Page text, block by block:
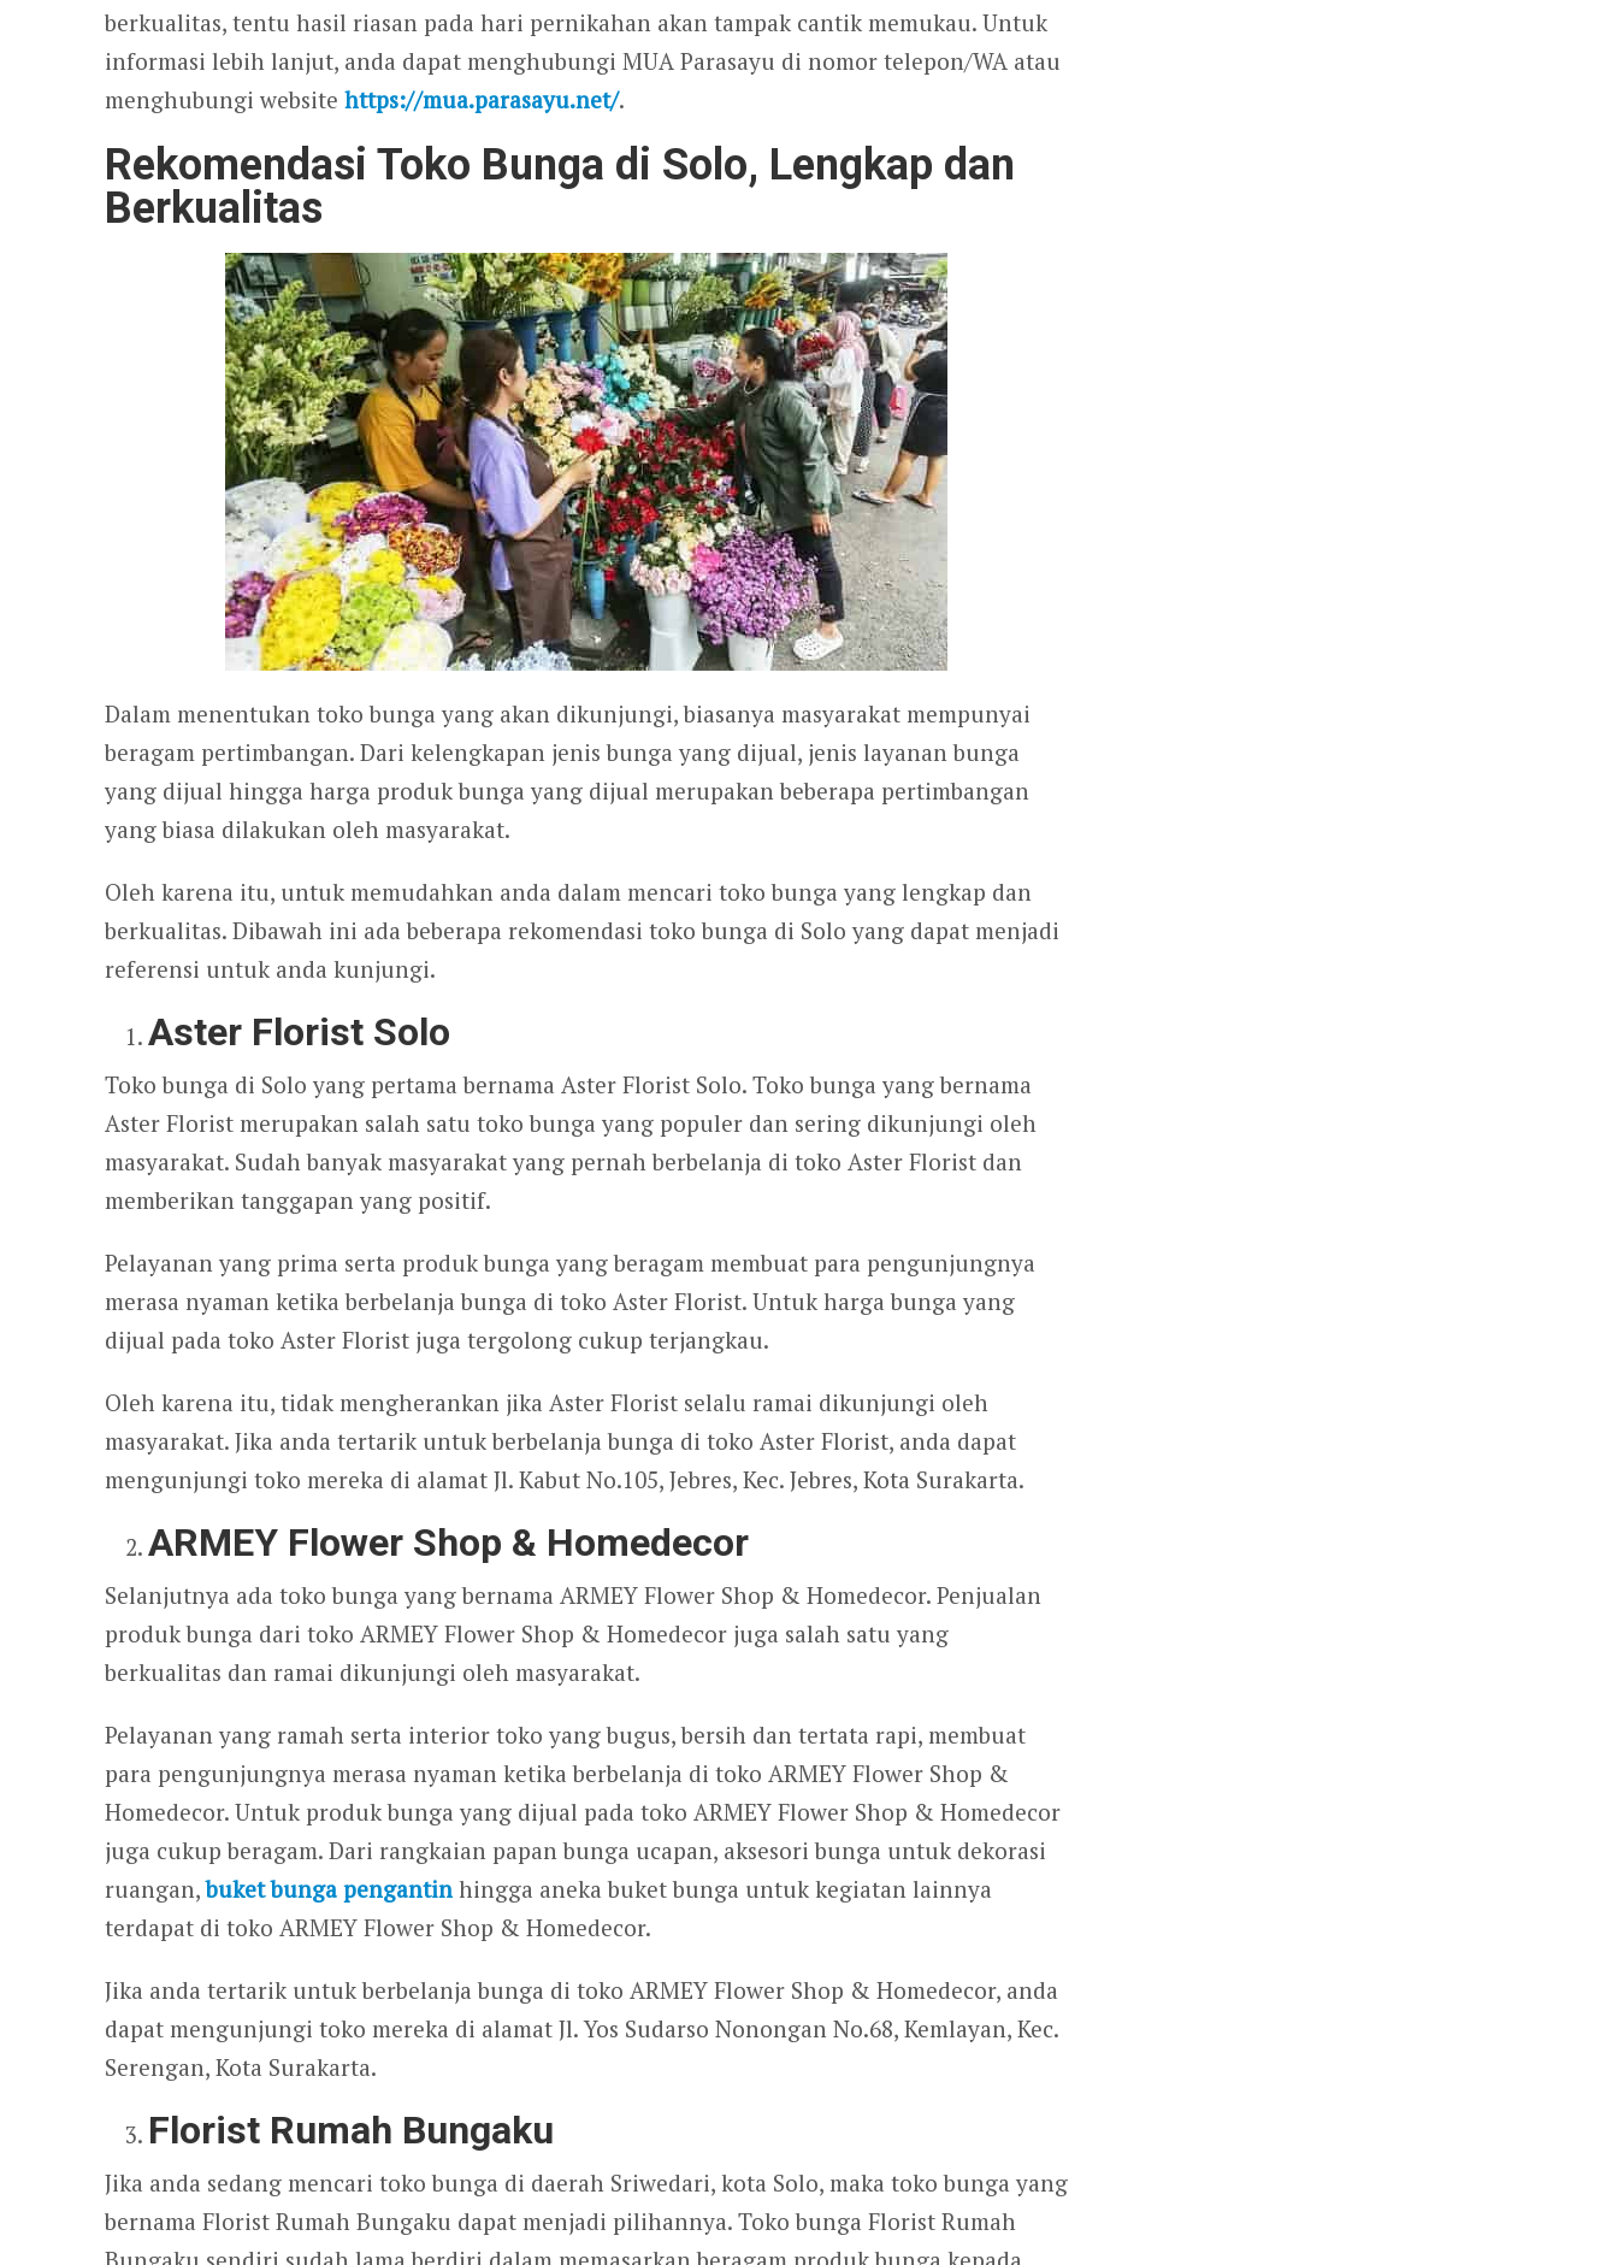
berkualitas, tentu hasil riasan pada hari pernikahan akan tampak cantik memukau. Untuk
informasi lebih lanjut, anda dapat menghubungi MUA Parasayu di nomor telepon/WA atau
menghubungi website https://mua.parasayu.net/.
Rekomendasi Toko Bunga di Solo, Lengkap dan
Berkualitas
Dalam menentukan toko bunga yang akan dikunjungi, biasanya masyarakat mempunyai
beragam pertimbangan. Dari kelengkapan jenis bunga yang dijual, jenis layanan bunga
yang dijual hingga harga produk bunga yang dijual merupakan beberapa pertimbangan
yang biasa dilakukan oleh masyarakat.
Oleh karena itu, untuk memudahkan anda dalam mencari toko bunga yang lengkap dan
berkualitas. Dibawah ini ada beberapa rekomendasi toko bunga di Solo yang dapat menjadi
referensi untuk anda kunjungi.
Aster Florist Solo
Toko bunga di Solo yang pertama bernama Aster Florist Solo. Toko bunga yang bernama
Aster Florist merupakan salah satu toko bunga yang populer dan sering dikunjungi oleh
masyarakat. Sudah banyak masyarakat yang pernah berbelanja di toko Aster Florist dan
memberikan tanggapan yang positif.
Pelayanan yang prima serta produk bunga yang beragam membuat para pengunjungnya
merasa nyaman ketika berbelanja bunga di toko Aster Florist. Untuk harga bunga yang
dijual pada toko Aster Florist juga tergolong cukup terjangkau.
Oleh karena itu, tidak mengherankan jika Aster Florist selalu ramai dikunjungi oleh
masyarakat. Jika anda tertarik untuk berbelanja bunga di toko Aster Florist, anda dapat
mengunjungi toko mereka di alamat Jl. Kabut No.105, Jebres, Kec. Jebres, Kota Surakarta.
ARMEY Flower Shop & Homedecor
Selanjutnya ada toko bunga yang bernama ARMEY Flower Shop & Homedecor. Penjualan
produk bunga dari toko ARMEY Flower Shop & Homedecor juga salah satu yang
berkualitas dan ramai dikunjungi oleh masyarakat.
Pelayanan yang ramah serta interior toko yang bugus, bersih dan tertata rapi, membuat
para pengunjungnya merasa nyaman ketika berbelanja di toko ARMEY Flower Shop &
Homedecor. Untuk produk bunga yang dijual pada toko ARMEY Flower Shop & Homedecor
juga cukup beragam. Dari rangkaian papan bunga ucapan, aksesori bunga untuk dekorasi
ruangan,buket bunga pengantin hingga aneka buket bunga untuk kegiatan lainnya
terdapat di toko ARMEY Flower Shop & Homedecor.
Jika anda tertarik untuk berbelanja bunga di toko ARMEY Flower Shop & Homedecor, anda
dapat mengunjungi toko mereka di alamat Jl. Yos Sudarso Nonongan No.68, Kemlayan, Kec.
Serengan, Kota Surakarta.
Florist Rumah Bungaku
Jika anda sedang mencari toko bunga di daerah Sriwedari, kota Solo, maka toko bunga yang
bernama Florist Rumah Bungaku dapat menjadi pilihannya. Toko bunga Florist Rumah